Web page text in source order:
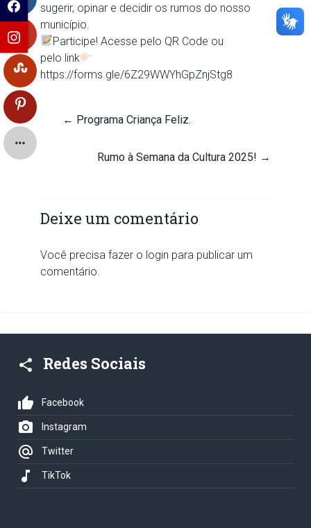
sugerir, opinar e decidir os rumos do nosso
município.
Participe! Acesse pelo QR Code ou
pelo link
https://forms.gle/6Z29WWYhGpZnjStg8
← Programa Criança Feliz.
Rumo à Semana da Cultura 2025! →
Deixe um comentário
Você precisa fazer o login para publicar um
comentário.
share Redes Sociais
thumb_up Facebook
photo_camera Instagram
alternate_email Twitter
music_note TikTok